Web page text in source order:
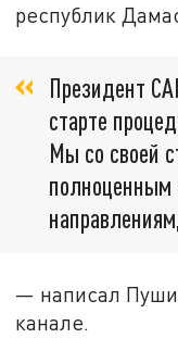
республик
Президент
старте
Мы со своей
полноценным
направлениям,
— написал
канале.